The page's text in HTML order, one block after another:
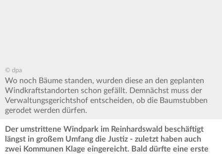
© dpa
Wo noch Bäume standen, wurden diese an den geplanten
Windkraftstandorten schon gefällt. Demnächst muss der
Verwaltungsgerichtshof entscheiden, ob die Baumstubben
gerodet werden dürfen.
Der umstrittene Windpark im Reinhardswald beschäftigt
längst in großem Umfang die Justiz - zuletzt haben auch
zwei Kommunen Klage eingereicht. Bald dürfte eine erste